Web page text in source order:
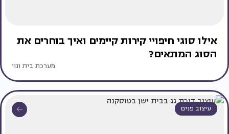
אילו סוגי חיפויי קירות קיימים ואיך בוחרים את
הסוג המתאים?
מערכת בית ונוי
עיצוב פנים